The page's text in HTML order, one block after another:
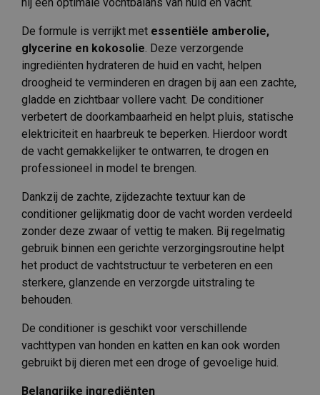
De formule is verrijkt met essentiële amberolie,
glycerine en kokosolie. Deze verzorgende
ingrediënten hydrateren de huid en vacht, helpen
droogheid te verminderen en dragen bij aan een zachte,
gladde en zichtbaar vollere vacht. De conditioner
verbetert de doorkambaarheid en helpt pluis, statische
elektriciteit en haarbreuk te beperken. Hierdoor wordt
de vacht gemakkelijker te ontwarren, te drogen en
professioneel in model te brengen.
Dankzij de zachte, zijdezachte textuur kan de
conditioner gelijkmatig door de vacht worden verdeeld
zonder deze zwaar of vettig te maken. Bij regelmatig
gebruik binnen een gerichte verzorgingsroutine helpt
het product de vachtstructuur te verbeteren en een
sterkere, glanzende en verzorgde uitstraling te
behouden.
De conditioner is geschikt voor verschillende
vachttypen van honden en katten en kan ook worden
gebruikt bij dieren met een droge of gevoelige huid.
Belangrijke ingrediënten